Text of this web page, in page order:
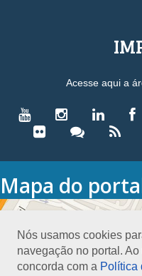
Nós usamos cookies
navegação no portal.
concorda com a Política
Acesse aqui a
Mapa do
HOME
Conselho Diretor
Nossa Sede
Planejamento